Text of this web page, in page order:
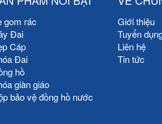
gom rác
Đai
Cáp
Đai
hồ
giàn giáo
bảo vệ đồng hồ nước
Giới thiệu
Tuyển
Liên hệ
Tin tức